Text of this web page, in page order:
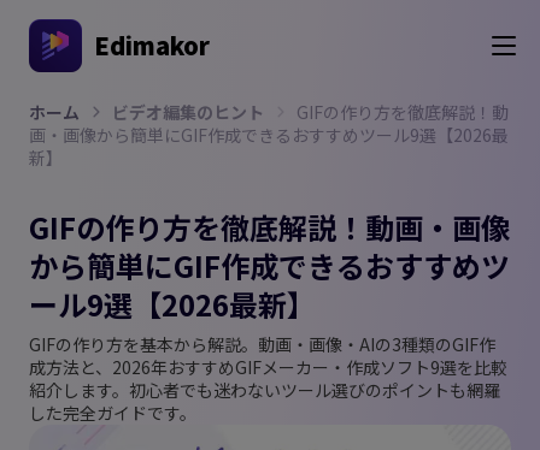
Edimakor
ホーム ビデオ編集のヒント
GIFの作り方を徹底解説！動
画・画像から簡単にGIF作成できるおすすめツール9選【2026最
新】
GIFの作り方を徹底解説！動画・画像
から簡単にGIF作成できるおすすめツ
ール9選【2026最新】
GIFの作り方を基本から解説。動画・画像・AIの3種類のGIF作
成方法と、2026年おすすめGIFメーカー・作成ソフト9選を比較
紹介します。初心者でも迷わないツール選びのポイントも網羅
した完全ガイドです。